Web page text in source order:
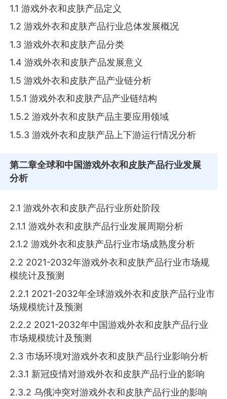
1.1 游戏外衣和皮肤产品定义
1.2 游戏外衣和皮肤产品行业总体发展概况
1.3 游戏外衣和皮肤产品分类
1.4 游戏外衣和皮肤产品发展意义
1.5 游戏外衣和皮肤产品产业链分析
1.5.1 游戏外衣和皮肤产品产业链结构
1.5.2 游戏外衣和皮肤产品主要应用领域
1.5.3 游戏外衣和皮肤产品上下游运行情况分析
第二章全球和中国游戏外衣和皮肤产品行业发展
分析
2.1 游戏外衣和皮肤产品行业所处阶段
2.1.1 游戏外衣和皮肤产品行业发展周期分析
2.1.2 游戏外衣和皮肤产品行业市场成熟度分析
2.2 2021-2032年游戏外衣和皮肤产品行业市场规
模统计及预测
2.2.1 2021-2032年全球游戏外衣和皮肤产品行业市
场规模统计及预测
2.2.2 2021-2032年中国游戏外衣和皮肤产品行业
市场规模统计及预测
2.3 市场环境对游戏外衣和皮肤产品行业影响分析
2.3.1 新冠疫情对游戏外衣和皮肤产品行业的影响
2.3.2 乌俄冲突对游戏外衣和皮肤产品行业的影响